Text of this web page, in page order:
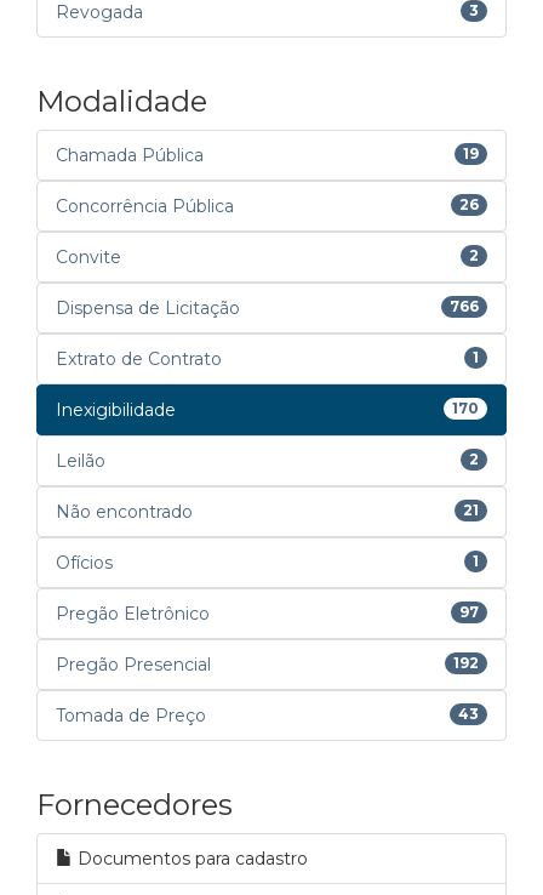
Revogada 3
Modalidade
Chamada Pública 19
Concorrência Pública 26
Convite 2
Dispensa de Licitação 766
Extrato de Contrato 1
Inexigibilidade 170
Leilão 2
Não encontrado 21
Ofícios 1
Pregão Eletrônico 97
Pregão Presencial 192
Tomada de Preço 43
Fornecedores
Documentos para cadastro